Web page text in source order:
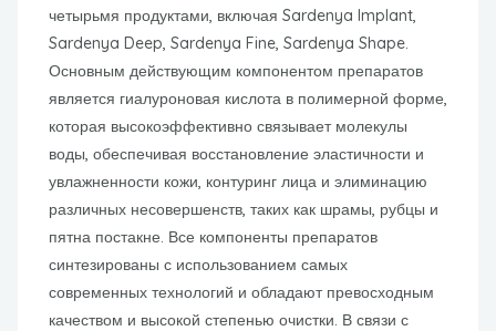
четырьмя продуктами, включая Sardenya Implant,
Sardenya Deep, Sardenya Fine, Sardenya Shape.
Основным действующим компонентом препаратов
является гиалуроновая кислота в полимерной форме,
которая высокоэффективно связывает молекулы
воды, обеспечивая восстановление эластичности и
увлажненности кожи, контуринг лица и элиминацию
различных несовершенств, таких как шрамы, рубцы и
пятна постакне. Все компоненты препаратов
синтезированы с использованием самых
современных технологий и обладают превосходным
качеством и высокой степенью очистки. В связи с